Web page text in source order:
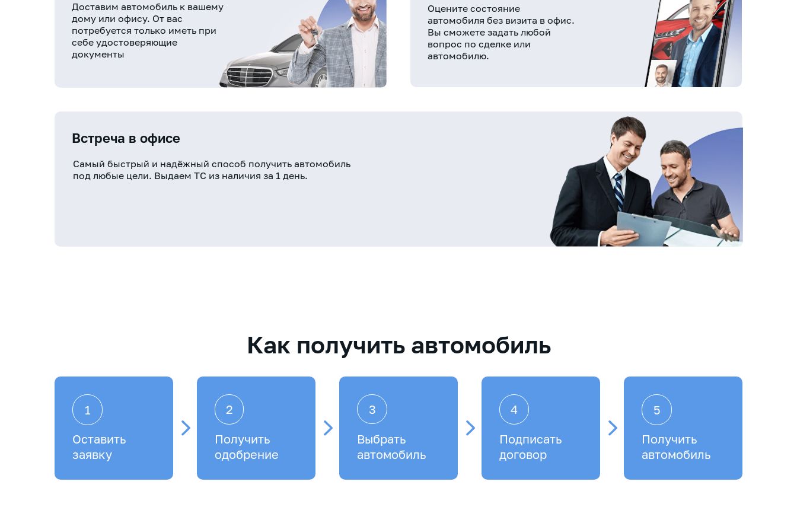
Доставим автомобиль к вашему
дому или офису. От вас
потребуется только иметь при
себе удостоверяющие
документы
Оцените состояние
автомобиля без визита в офис.
Вы сможете задать любой
вопрос по сделке или
автомобилю.
Самый быстрый и надёжный способ получить автомобиль
под любые цели. Выдаем ТС из наличия за 1 день.
Встреча в офисе
Как получить автомобиль
Получить
автомобиль
5
Подписать
договор
4
Выбрать
автомобиль
3
Получить
одобрение
2
Оставить
заявку
1